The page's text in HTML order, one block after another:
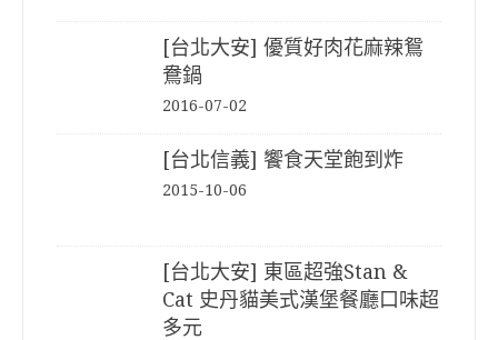
[台北大安] 優質好肉花麻辣鴛
鴦鍋
2016-07-02
[台北信義] 饗食天堂飽到炸
2015-10-06
[台北大安] 東區超強Stan &
Cat 史丹貓美式漢堡餐廳口味超
多元